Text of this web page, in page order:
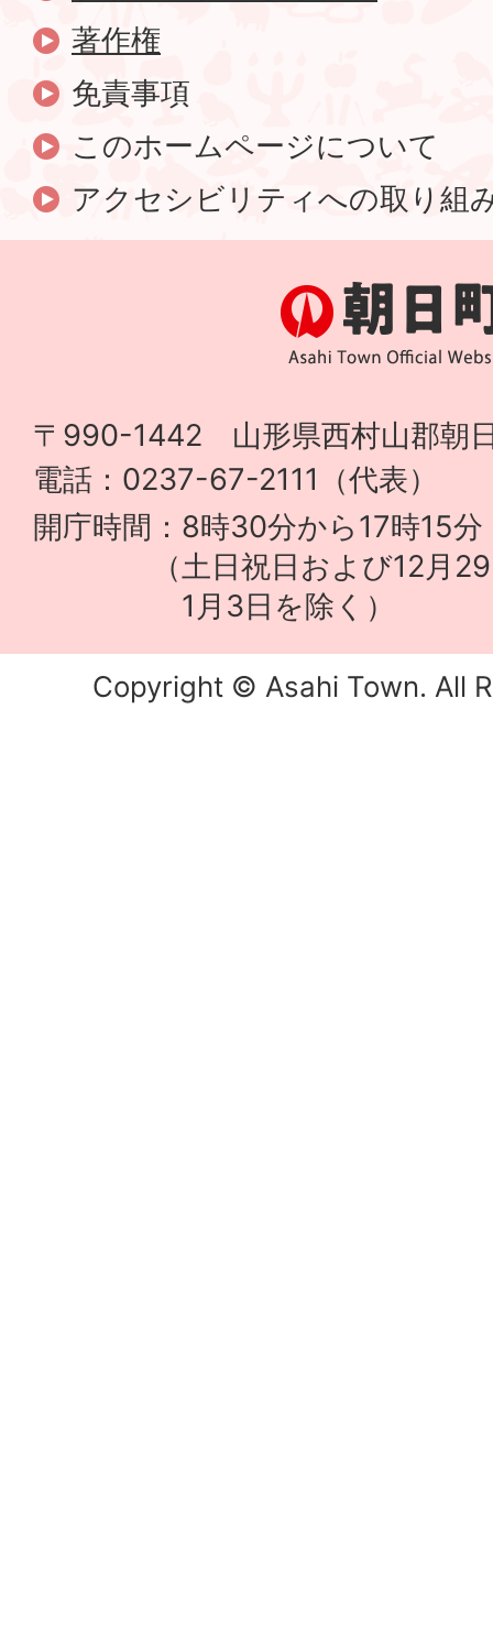
著作権
免責事項
このホームページについて
アクセシビリティへの取り組
〒990-1442 山形県西村山郡朝
電話：0237-67-2111（代表）
開庁時間：8時30分から17時15分
（土日祝日および12月29
1月3日を除く）
Copyright © Asahi Town. All